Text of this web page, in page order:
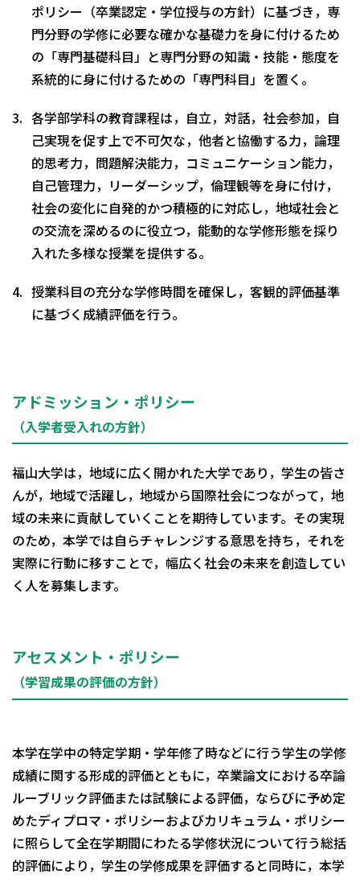
ポリシー（卒業認定・学位授与の方針）に基づき，専
門分野の学修に必要な確かな基礎力を身に付けるため
の「専門基礎科目」と専門分野の知識・技能・態度を
系統的に身に付けるための「専門科目」を置く。
各学部学科の教育課程は，自立，対話，社会参加，自
己実現を促す上で不可欠な，他者と協働する力，論理
的思考力，問題解決能力，コミュニケーション能力，
自己管理力，リーダーシップ，倫理観等を身に付け，
社会の変化に自発的かつ積極的に対応し，地域社会と
の交流を深めるのに役立つ，能動的な学修形態を採り
入れた多様な授業を提供する。
授業科目の充分な学修時間を確保し，客観的評価基準
に基づく成績評価を行う。
アドミッション・ポリシー
（入学者受入れの方針）
福山大学は，地域に広く開かれた大学であり，学生の皆さ
んが，地域で活躍し，地域から国際社会につながって，地
域の未来に貢献していくことを期待しています。その実現
のため，本学では自らチャレンジする意思を持ち，それを
実際に行動に移すことで，幅広く社会の未来を創造してい
く人を募集します。
アセスメント・ポリシー
（学習成果の評価の方針）
本学在学中の特定学期・学年修了時などに行う学生の学修
成績に関する形成的評価とともに，卒業論文における卒論
ルーブリック評価または試験による評価，ならびに予め定
めたディプロマ・ポリシーおよびカリキュラム・ポリシー
に照らして全在学期間にわたる学修状況について行う総括
的評価により，学生の学修成果を評価すると同時に，本学